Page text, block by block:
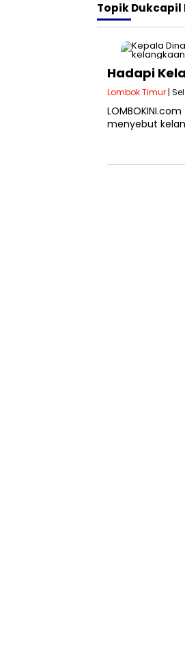
TopikDukcapil
Hadapi
Lombok Timur |
menyebut